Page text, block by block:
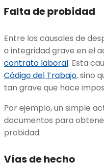
Falta de probidad
Entre los causales de
o integridad grave en el
contrato laboral. Esta
Código del Trabajo, sino
tan grave que hace
Por ejemplo, un simple
documentos para
probidad.
Vías de hecho